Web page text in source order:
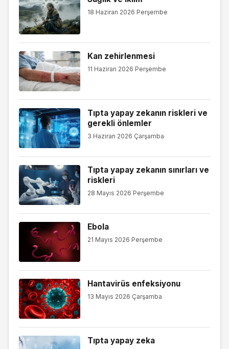
18 Haziran 2026 Perşembe
Kan zehirlenmesi
11 Haziran 2026 Perşembe
Tıpta yapay zekanın riskleri ve
gerekli önlemler
3 Haziran 2026 Çarşamba
Tıpta yapay zekanın sınırları ve
riskleri
28 Mayıs 2026 Perşembe
Ebola
21 Mayıs 2026 Perşembe
Hantavirüs enfeksiyonu
13 Mayıs 2026 Çarşamba
Tıpta yapay zeka